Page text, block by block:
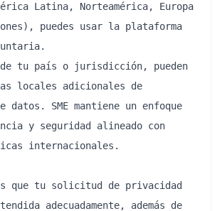
Latina, Norteamérica, Europa
puedes usar la plataforma
de tu país o jurisdicción, pueden
locales adicionales de
datos. SME mantiene un enfoque
y seguridad alineado con
internacionales.
que tu solicitud de privacidad
adecuadamente, además de